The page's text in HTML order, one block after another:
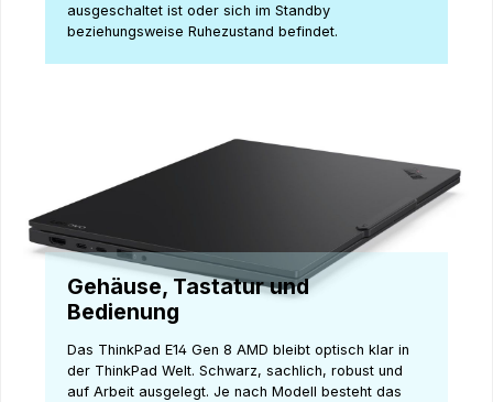
ausgeschaltet ist oder sich im Standby
beziehungsweise Ruhezustand befindet.
Gehäuse, Tastatur und
Bedienung
Das ThinkPad E14 Gen 8 AMD bleibt optisch klar in
der ThinkPad Welt. Schwarz, sachlich, robust und
auf Arbeit ausgelegt. Je nach Modell besteht das